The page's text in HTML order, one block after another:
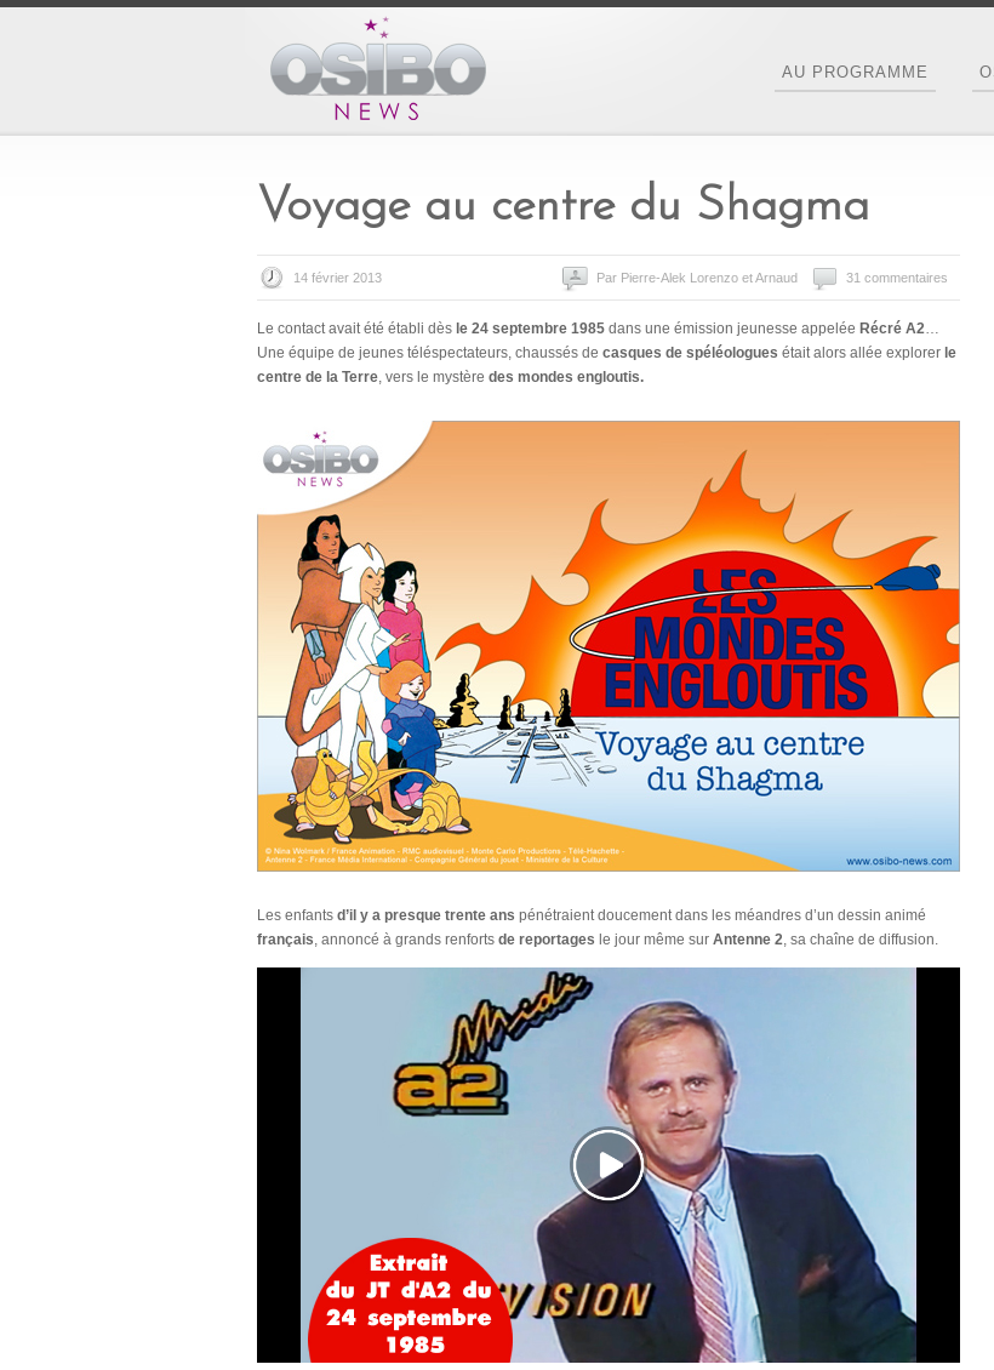
AU PROGRAMME
Voyage au centre du Shagma
14 février 2013 31 commentaires
Par Pierre-Alek Lorenzo et Arnaud
Le contact avait été établi dès le 24 septembre 1985 dans une émission jeunesse appelée Récré A2…
Une équipe de jeunes téléspectateurs, chaussés de casques de spéléologues était alors allée explorer le
centre de la Terre, vers le mystère des mondes engloutis.
Les enfants d’il y a presque trente ans pénétraient doucement dans les méandres d’un dessin animé
français, annoncé à grands renforts de reportages le jour même sur Antenne 2, sa chaîne de diffusion.